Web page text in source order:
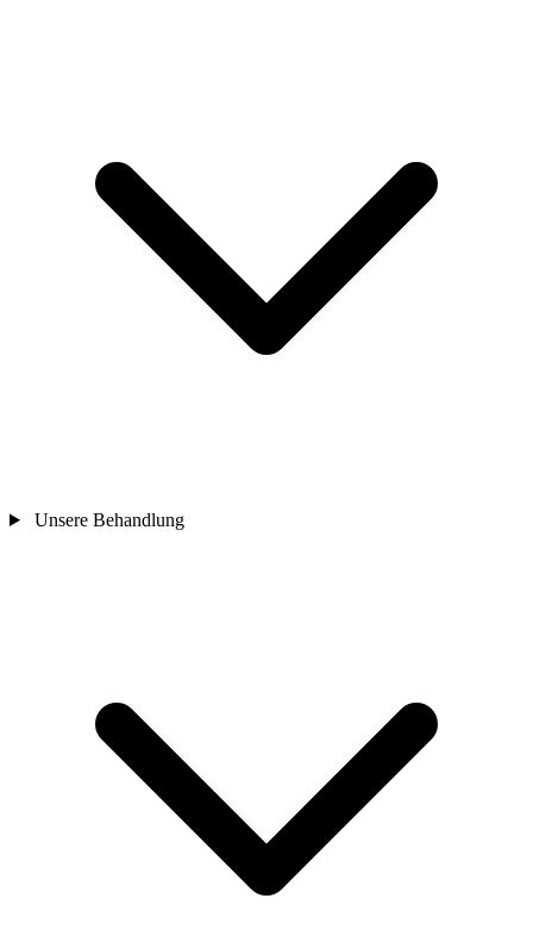
Unsere Behandlung